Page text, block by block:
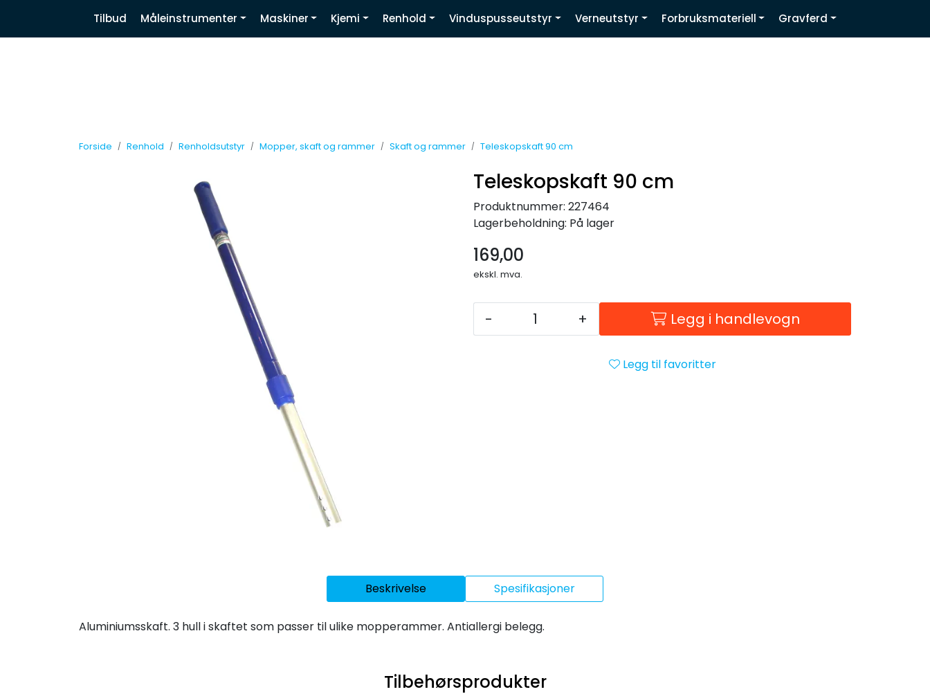
Nyhetsbrev | Facebook | Linkedin | Youtube Infosenter Favoritter Logg inn
Tilbud Måleinstrumenter Maskiner Kjemi Renhold Vinduspusseutstyr Verneutstyr Forbruksmateriell Gravferd
Forside Renhold Renholdsutstyr Mopper, skaft og rammer Skaft og rammer Teleskopskaft 90 cm
Teleskopskaft 90 cm
Produktnummer: 227464
Lagerbeholdning: På lager
169,00
ekskl. mva.
- + Legg i handlevogn
Legg til favoritter
Beskrivelse Spesifikasjoner
Aluminiumsskaft. 3 hull i skaftet som passer til ulike mopperammer. Antiallergi belegg.
Tilbehørsprodukter